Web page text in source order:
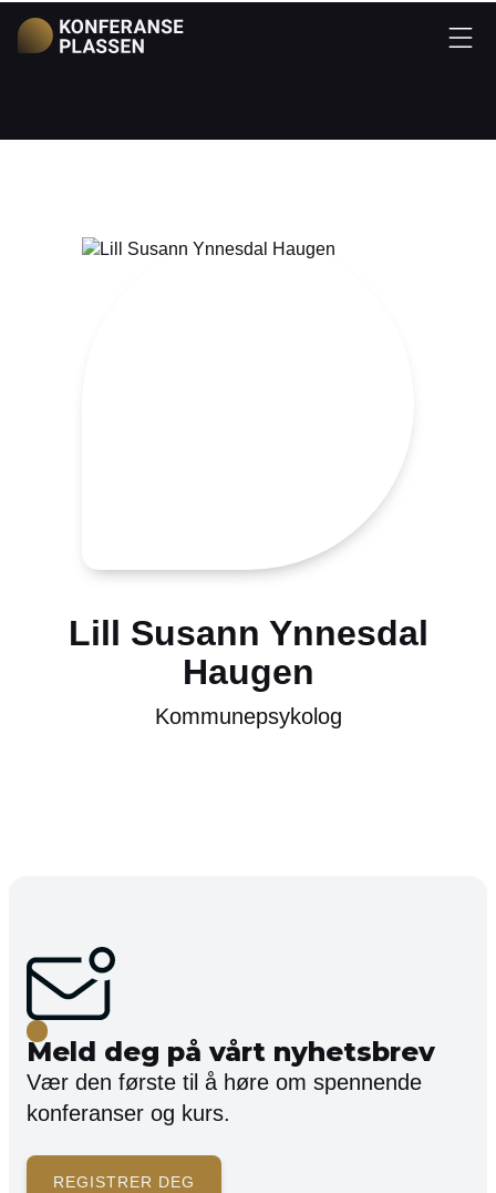
Lill Susann Ynnesdal
Haugen
Kommunepsykolog
Meld deg på vårt nyhetsbrev
Vær den første til å høre om spennende
konferanser og kurs.
REGISTRER DEG